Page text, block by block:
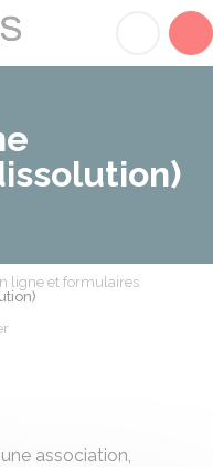
ligne et formulaires
association,